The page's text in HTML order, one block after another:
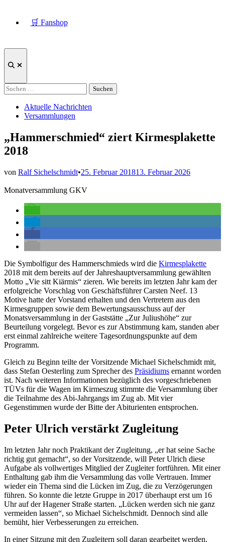
🛒 Fanshop
Suche
Suchen
nach:
Veröffentlicht
Aktuelle Nachrichten
Versammlungen
„Hammerschmied“ ziert Kirmesplakette
2018
von Ralf Sichelschmidt•25. Februar 201813. Februar 2026
Monatversammlung GKV
Die Symbolfigur des Hammerschmieds wird die Kirmesplakette
2018 mit dem bereits auf der Jahreshauptversammlung gewählten
Motto „Vie sitt Kiärmis“ zieren. Wie bereits im letzten Jahr kam der
erfolgreiche Vorschlag von Geschäftsführer Carsten Neef. 13
Motive hatte der Vorstand erhalten und den Vertretern aus den
Kirmesgruppen sowie dem Bewertungsausschuss auf der
Monatsversammlung in der Gaststätte „Zur Juliushöhe“ zur
Beurteilung vorgelegt. Bevor es zur Abstimmung kam, standen aber
erst einmal zahlreiche weitere Tagesordnungspunkte auf dem
Programm.
Gleich zu Beginn teilte der Vorsitzende Michael Sichelschmidt mit,
dass Stefan Oesterling zum Sprecher des Präsidiums ernannt worden
ist. Nach weiteren Informationen bezüglich des vorgeschriebenen
TÜVs für die Wagen im Kirmeszug stimmte die Versammlung über
die Teilnahme des Abi-Jahrgangs im Zug ab. Mit vier
Gegenstimmen wurde der Bitte der Abiturienten entsprochen.
Peter Ulrich verstärkt Zugleitung
Im letzten Jahr noch Praktikant der Zugleitung, „er hat seine Sache
richtig gut gemacht“, so der Vorsitzende, will Peter Ulrich diese
Aufgabe als vollwertiges Mitglied der Zugleiter fortführen. Mit einer
Enthaltung gab ihm die Versammlung das volle Vertrauen. Immer
wieder ein Thema sind die Lücken im Zug, die zu Verzögerungen
führen. So konnte die letzte Gruppe in 2017 überhaupt erst um 16
Uhr auf der Hagener Straße starten. „Lücken werden sich nie ganz
vermeiden lassen“, so Michael Sichelschmidt. Dennoch sind alle
bemüht, hier Verbesserungen zu erreichen.
In einer Sitzung mit den Zugleitern soll daran gearbeitet werden,